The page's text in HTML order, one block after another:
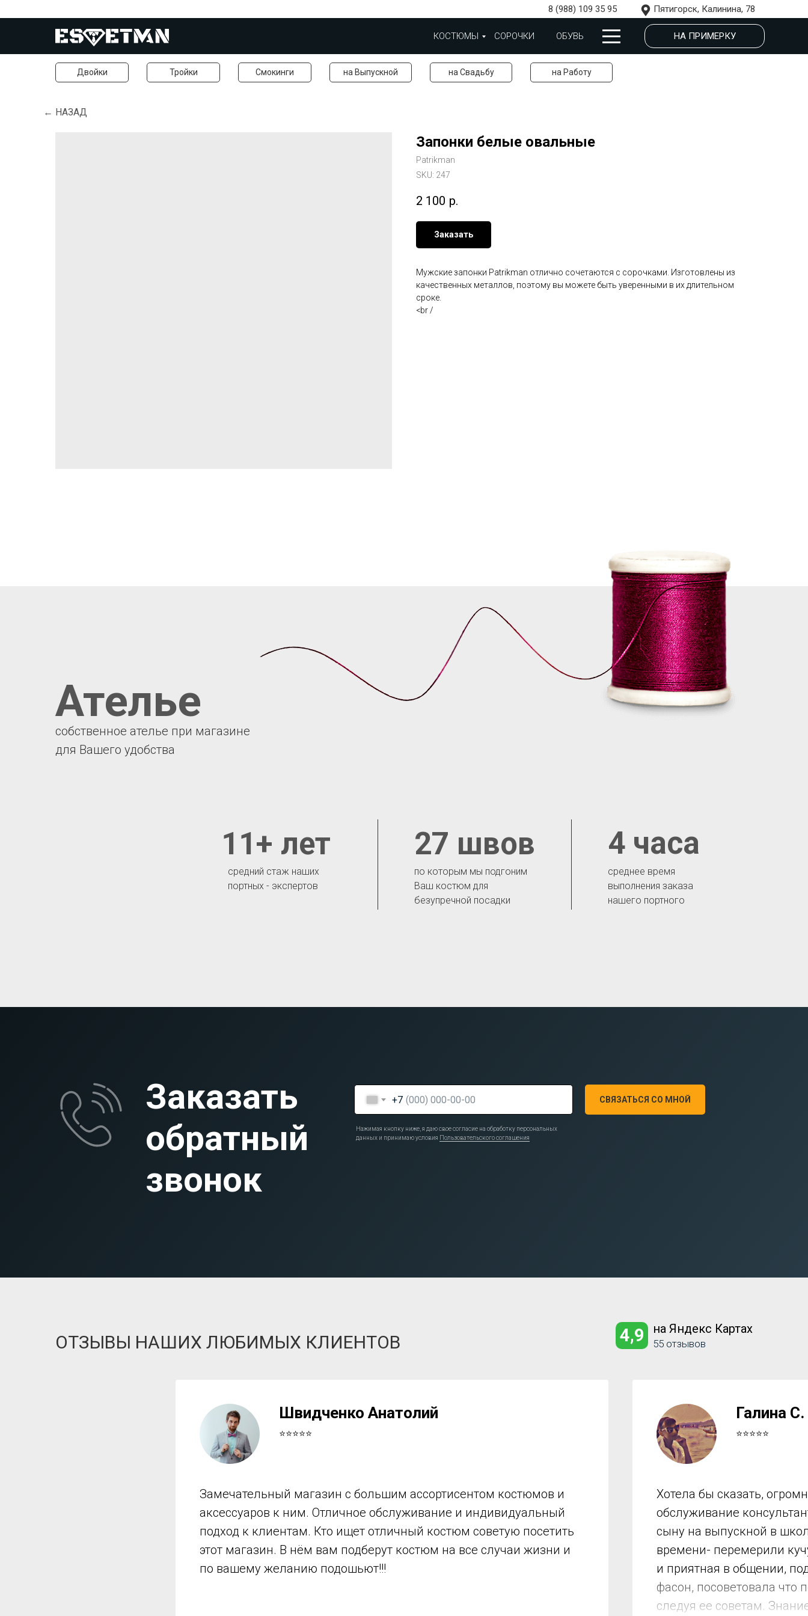
8 (988) 109 35 95 Пятигорск, Калинина, 78
КОСТЮМЫ СОРОЧКИ ОБУВЬ НА ПРИМЕРКУ
Двойки Тройки Смокинги на Выпускной на Свадьбу на Работу
← НАЗАД
Запонки белые овальные
Patrikman
SKU: 247
2 100 р.
Заказать
Мужские запонки Patrikman отлично сочетаются с сорочками. Изготовлены из
качественных металлов, поэтому вы можете быть уверенными в их длительном
сроке.
<br /
среднее время
выполнения заказа
нашего портного
4 часа
по которым мы подгоним
Ваш костюм для
безупречной посадки
27 швов
средний стаж наших
портных - экспертов
11+ лет
Ателье
собственное ателье при магазине
для Вашего удобства
Заказать
обратный
звонок
+7 СВЯЗАТЬСЯ СО МНОЙ
Нажимая кнопку ниже, я даю свое согласие на обработку персональных
данных и принимаю условия Пользовательского соглашения
55 отзывов
на Яндекс Картах
4,9
ОТЗЫВЫ НАШИХ ЛЮБИМЫХ КЛИЕНТОВ
Швидченко Анатолий
⭐⭐⭐⭐⭐
Замечательный магазин с большим ассортисентом костюмов и
аксессуаров к ним. Отличное обслуживание и индивидуальный
подход к клиентам. Кто ищет отличный костюм советую посетить
этот магазин. В нём вам подберут костюм на все случаи жизни и
по вашему желанию подошьют!!!
Галина С.
⭐⭐⭐⭐⭐
Хотела бы сказать,
обслуживание
сыну на выпускной в
времени- перемерили
и приятная в общении,
фасон, посоветовала что
следуя ее советам.